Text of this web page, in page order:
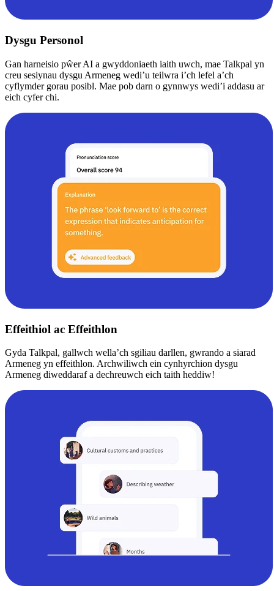
Dysgu Personol
Gan harneisio pŵer AI a gwyddoniaeth iaith uwch, mae Talkpal yn
creu sesiynau dysgu Armeneg wedi’u teilwra i’ch lefel a’ch
cyflymder gorau posibl. Mae pob darn o gynnwys wedi’i addasu ar
eich cyfer chi.
Effeithiol ac Effeithlon
Gyda Talkpal, gallwch wella’ch sgiliau darllen, gwrando a siarad
Armeneg yn effeithlon. Archwiliwch ein cynhyrchion dysgu
Armeneg diweddaraf a dechreuwch eich taith heddiw!